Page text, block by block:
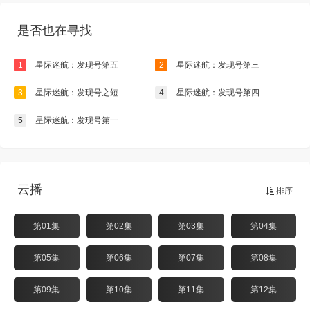
是否也在寻找
1 星际迷航：发现号第五 2 星际迷航：发现号第三
3 星际迷航：发现号之短 4 星际迷航：发现号第四
5 星际迷航：发现号第一
排序
云播
第01集 第02集 第03集 第04集
第05集 第06集 第07集 第08集
第09集 第10集 第11集 第12集